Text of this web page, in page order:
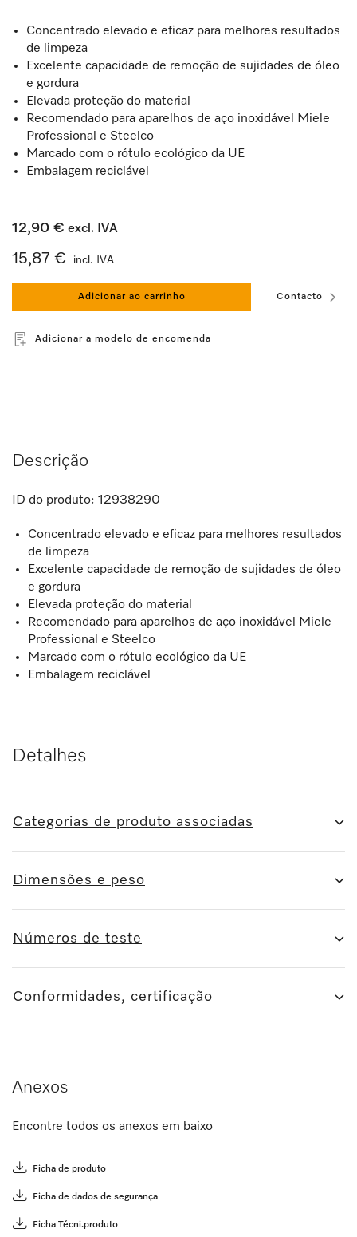
Concentrado elevado e eficaz para melhores resultados
de limpeza
Excelente capacidade de remoção de sujidades de óleo
e gordura
Elevada proteção do material
Recomendado para aparelhos de aço inoxidável Miele
Professional e Steelco
Marcado com o rótulo ecológico da UE
Embalagem reciclável
12,90 € excl. IVA
15,87 € incl. IVA
Adicionar ao carrinho Contacto
Adicionar a modelo de encomenda
Descrição
ID do produto: 12938290
Concentrado elevado e eficaz para melhores resultados
de limpeza
Excelente capacidade de remoção de sujidades de óleo
e gordura
Elevada proteção do material
Recomendado para aparelhos de aço inoxidável Miele
Professional e Steelco
Marcado com o rótulo ecológico da UE
Embalagem reciclável
Detalhes
Categorias de produto associadas
Dimensões e peso
Números de teste
Conformidades, certificação
Anexos
Encontre todos os anexos em baixo
Ficha de produto
Ficha de dados de segurança
Ficha Técni.produto